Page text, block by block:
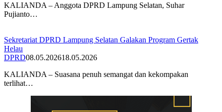
KALIANDA – Anggota DPRD Lampung Selatan, Suhar
Pujianto…
Sekretariat DPRD Lampung Selatan Galakan Program Gertak
Helau
DPRD08.05.202618.05.2026
KALIANDA – Suasana penuh semangat dan kekompakan
terlihat…